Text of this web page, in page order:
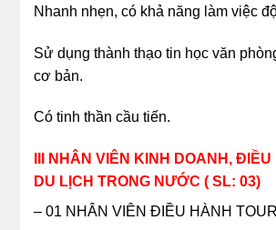
Nhanh nhẹn, có khả năng làm việc
Sử dụng thành thạo tin học văn
cơ bản.
Có tinh thần cầu tiến.
III NHÂN VIÊN KINH DOANH, ĐIỀU
DU LỊCH TRONG NƯỚC ( SL: 03)
– 01 NHÂN VIÊN ĐIỀU HÀNH